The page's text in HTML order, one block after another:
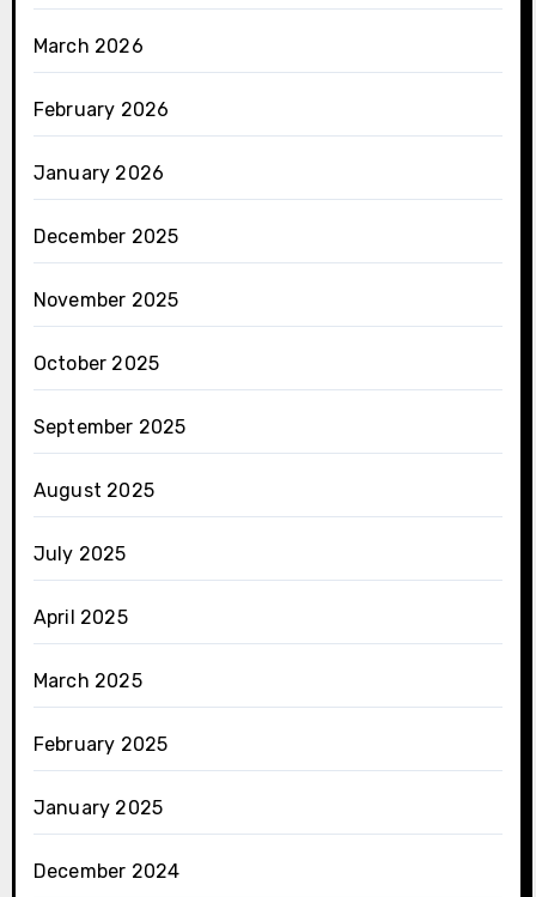
March 2026
February 2026
January 2026
December 2025
November 2025
October 2025
September 2025
August 2025
July 2025
April 2025
March 2025
February 2025
January 2025
December 2024